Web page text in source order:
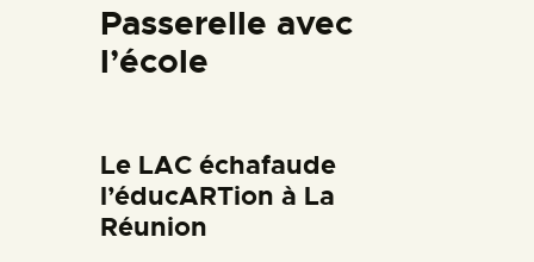
LIEUX ET OEUVRES
PASSERELLE AVEC
HISTORIQUE
CONTACT
ÉVÈNEMENTS RÉCENTS
Passerelle avec
l’école
Le LAC échafaude
l’éducARTion à La
Réunion